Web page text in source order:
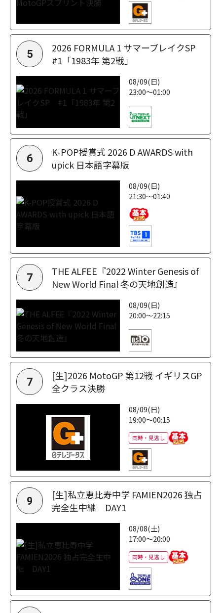
5
2026 FORMULA 1 サマーブレイクSP
#1「1983年 第2戦」
08/09(日)
23:00～01:00
6
K-POP授賞式 2026 D AWARDS with
upick 日本語字幕版
08/09(日)
21:30～01:40
7
THE ALFEE『2022 Winter Genesis of
New World Final 冬の天地創造』
08/09(日)
20:00～22:15
7
[生]2026 MotoGP 第12戦 イギリスGP
全クラス決勝
08/09(日)
19:00～00:15
同時・見逃し
9
[生]私立恵比寿中学 FAMIEN2026 独占
完全生中継 DAY1
08/08(土)
17:00～20:00
同時・見逃し